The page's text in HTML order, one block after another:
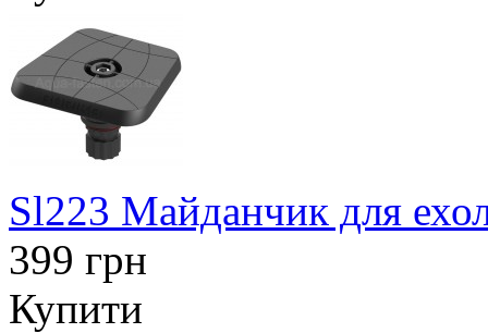
Sl223 Майданчик для
399 грн
Купити